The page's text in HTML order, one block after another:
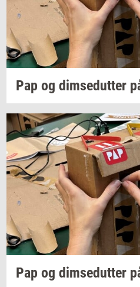
Pap og dim­se­dut­ter
Pap og dim­se­dut­ter